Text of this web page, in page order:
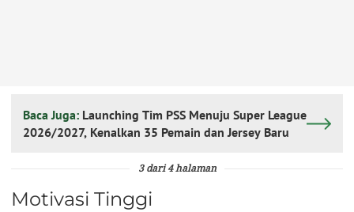
Baca Juga: Launching Tim PSS Menuju Super League
2026/2027, Kenalkan 35 Pemain dan Jersey Baru
3 dari 4 halaman
Motivasi Tinggi